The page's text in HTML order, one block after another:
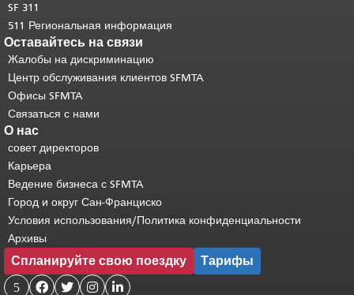
SF 311
511 Региональная информация
Оставайтесь на связи
Жалобы на дискриминацию
Центр обслуживания клиентов SFMTA
Офисы SFMTA
Связаться с нами
О нас
совет директоров
Карьера
Ведение бизнеса с SFMTA
Город и округ Сан-Франциско
Условия использования/Политика конфиденциальности
Архивы
Спланируйте свою поездку Тарифы
5    